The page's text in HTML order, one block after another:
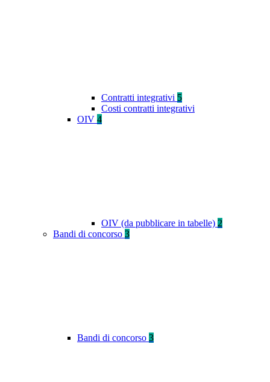
Contratti integrativi 5
Costi contratti integrativi
OIV 4
OIV (da pubblicare in tabelle) 2
Bandi di concorso 3
Bandi di concorso 3